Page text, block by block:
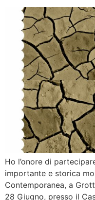
Ho l’onore di
importante e storica
Contemporanea, a
28 Giugno, presso il